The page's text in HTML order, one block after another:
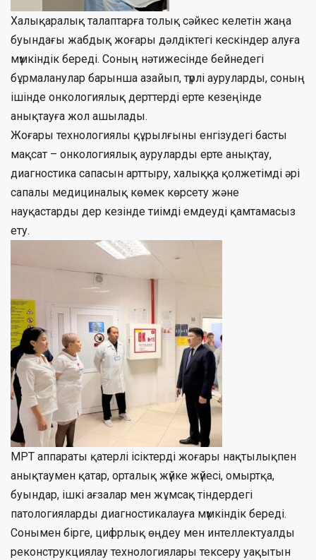
Халықаралық талаптарға толық сәйкес келетін жаңа
буындағы жабдық жоғары дәлдіктегі кескіндер алуға
мүмкіндік береді. Соның нәтижесінде бейнедегі
бұрмаланулар барынша азайып, түрлі ауруларды, соның
ішінде онкологиялық дерттерді ерте кезеңінде
анықтауға жол ашылады.
Жоғары технологиялы құрылғыны енгізудегі басты
мақсат – онкологиялық ауруларды ерте анықтау,
диагностика сапасын арттыру, халыққа қолжетімді әрі
сапалы медициналық көмек көрсету және
науқастарды дер кезінде тиімді емдеуді қамтамасыз
ету.
МРТ аппараты қатерлі ісіктерді жоғары нақтылықпен
анықтаумен қатар, орталық жүйке жүйесі, омыртқа,
буындар, ішкі ағзалар мен жұмсақ тіндердегі
патологияларды диагностикалауға мүмкіндік береді.
Сонымен бірге, цифрлық өңдеу мен интеллектуалды
реконструкциялау технологиялары тексеру уақытын